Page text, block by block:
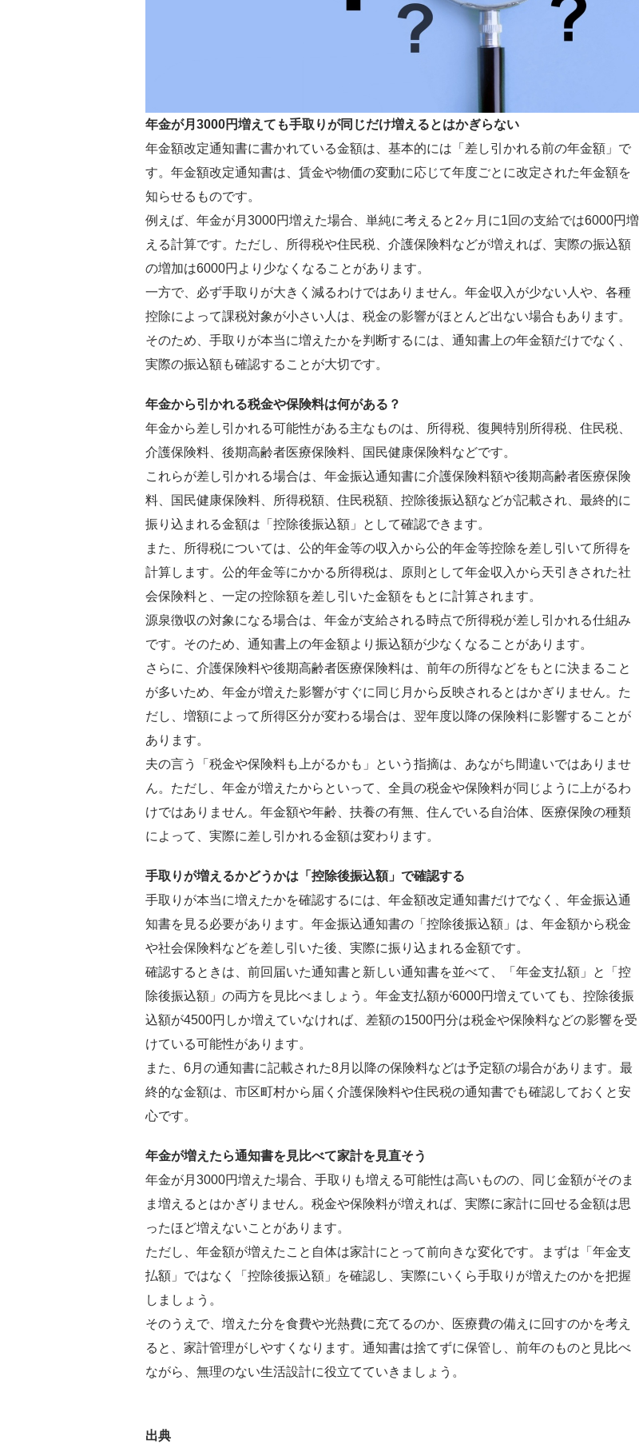
年金が月3000円増えても手取りが同じだけ増えるとはかぎらない
年金額改定通知書に書かれている金額は、基本的には「差し引かれる前の年金額」で
す。年金額改定通知書は、賃金や物価の変動に応じて年度ごとに改定された年金額を
知らせるものです。
例えば、年金が月3000円増えた場合、単純に考えると2ヶ月に1回の支給では6000円増
える計算です。ただし、所得税や住民税、介護保険料などが増えれば、実際の振込額
の増加は6000円より少なくなることがあります。
一方で、必ず手取りが大きく減るわけではありません。年金収入が少ない人や、各種
控除によって課税対象が小さい人は、税金の影響がほとんど出ない場合もあります。
そのため、手取りが本当に増えたかを判断するには、通知書上の年金額だけでなく、
実際の振込額も確認することが大切です。
年金から引かれる税金や保険料は何がある？
年金から差し引かれる可能性がある主なものは、所得税、復興特別所得税、住民税、
介護保険料、後期高齢者医療保険料、国民健康保険料などです。
これらが差し引かれる場合は、年金振込通知書に介護保険料額や後期高齢者医療保険
料、国民健康保険料、所得税額、住民税額、控除後振込額などが記載され、最終的に
振り込まれる金額は「控除後振込額」として確認できます。
また、所得税については、公的年金等の収入から公的年金等控除を差し引いて所得を
計算します。公的年金等にかかる所得税は、原則として年金収入から天引きされた社
会保険料と、一定の控除額を差し引いた金額をもとに計算されます。
源泉徴収の対象になる場合は、年金が支給される時点で所得税が差し引かれる仕組み
です。そのため、通知書上の年金額より振込額が少なくなることがあります。
さらに、介護保険料や後期高齢者医療保険料は、前年の所得などをもとに決まること
が多いため、年金が増えた影響がすぐに同じ月から反映されるとはかぎりません。た
だし、増額によって所得区分が変わる場合は、翌年度以降の保険料に影響することが
あります。
夫の言う「税金や保険料も上がるかも」という指摘は、あながち間違いではありませ
ん。ただし、年金が増えたからといって、全員の税金や保険料が同じように上がるわ
けではありません。年金額や年齢、扶養の有無、住んでいる自治体、医療保険の種類
によって、実際に差し引かれる金額は変わります。
手取りが増えるかどうかは「控除後振込額」で確認する
手取りが本当に増えたかを確認するには、年金額改定通知書だけでなく、年金振込通
知書を見る必要があります。年金振込通知書の「控除後振込額」は、年金額から税金
や社会保険料などを差し引いた後、実際に振り込まれる金額です。
確認するときは、前回届いた通知書と新しい通知書を並べて、「年金支払額」と「控
除後振込額」の両方を見比べましょう。年金支払額が6000円増えていても、控除後振
込額が4500円しか増えていなければ、差額の1500円分は税金や保険料などの影響を受
けている可能性があります。
また、6月の通知書に記載された8月以降の保険料などは予定額の場合があります。最
終的な金額は、市区町村から届く介護保険料や住民税の通知書でも確認しておくと安
心です。
年金が増えたら通知書を見比べて家計を見直そう
年金が月3000円増えた場合、手取りも増える可能性は高いものの、同じ金額がそのま
ま増えるとはかぎりません。税金や保険料が増えれば、実際に家計に回せる金額は思
ったほど増えないことがあります。
ただし、年金額が増えたこと自体は家計にとって前向きな変化です。まずは「年金支
払額」ではなく「控除後振込額」を確認し、実際にいくら手取りが増えたのかを把握
しましょう。
そのうえで、増えた分を食費や光熱費に充てるのか、医療費の備えに回すのかを考え
ると、家計管理がしやすくなります。通知書は捨てずに保管し、前年のものと見比べ
ながら、無理のない生活設計に役立てていきましょう。
出典